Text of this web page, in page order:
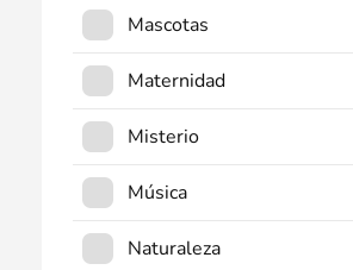
Mascotas
Maternidad
Misterio
Música
Naturaleza